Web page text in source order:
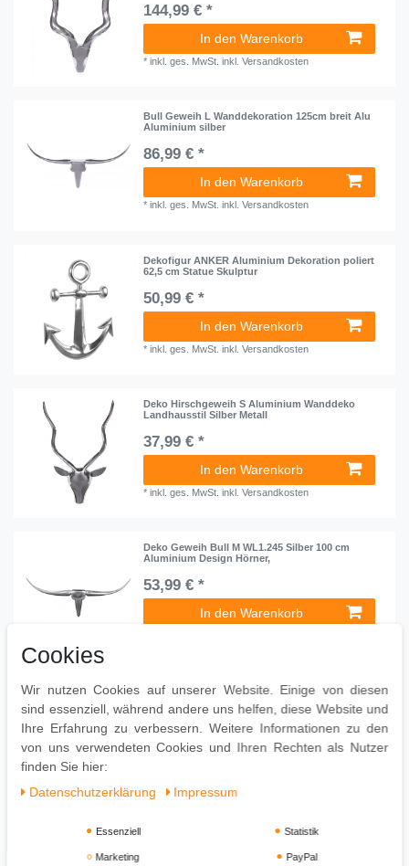
144,99 € *
In den Warenkorb
*inkl. ges. MwSt. inkl.Versandkosten
Bull Geweih L Wanddekoration 125cm breit Alu
Aluminium silber
86,99 € *
In den Warenkorb
*inkl. ges. MwSt. inkl.Versandkosten
Dekofigur ANKER Aluminium Dekoration poliert
62,5 cm Statue Skulptur
50,99 € *
In den Warenkorb
*inkl. ges. MwSt. inkl.Versandkosten
Deko Hirschgeweih S Aluminium Wanddeko
Landhausstil Silber Metall
37,99 € *
In den Warenkorb
*inkl. ges. MwSt. inkl.Versandkosten
Deko Geweih Bull M WL1.245 Silber 100 cm
Aluminium Design Hörner,
53,99 € *
In den Warenkorb
Deko Geweih Bull M WL1.394 Bronze 100 cm
Aluminium Design Hörner,
71,99 € *
Cookies
Wir nutzen Cookies auf unserer Website. Einige von diesen
sind essenziell, während andere uns helfen, diese Website und
Ihre Erfahrung zu verbessern. Weitere Informationen zu den
von uns verwendeten Cookies und Ihren Rechten als Nutzer
finden Sie hier:
Daten­schutz­erklärung
Impressum
Essenziell Statistik
Marketing PayPal